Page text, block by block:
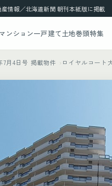
情報／北海道新聞 朝刊本紙版に掲載
ンション一戸建て土地巻頭特集
7月4日号 掲載物件 ロイヤルコート